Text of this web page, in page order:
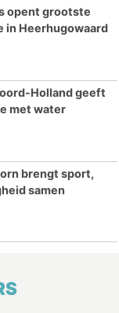
opent grootste
in Heerhugowaard
Holland geeft
met water
brengt sport,
samen